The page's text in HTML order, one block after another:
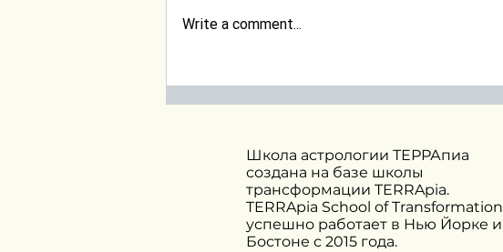
Write a comment...
Школа астрологии ТЕРРАпиа
создана на базе школы
трансформации TERRApia.
TERRApia School of Transformation
успешно работает в Нью Йорке и
Бостоне с 2015 года.